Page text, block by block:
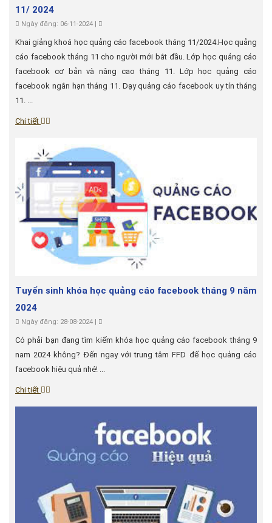
11/ 2024
Ngày đăng: 06-11-2024 |
Khai giảng khoá học quảng cáo facebook tháng 11/2024.Học quảng
cáo facebook tháng 11 cho người mới bắt đầu. Lớp học quảng cáo
facebook cơ bản và nâng cao tháng 11. Lớp học quảng cáo
facebook ngắn hạn tháng 11. Dạy quảng cáo facebook uy tín tháng
11. ...
Chi tiết
Tuyển sinh khóa học quảng cáo facebook tháng 9 năm
2024
Ngày đăng: 28-08-2024 |
Có phải bạn đang tìm kiếm khóa học quảng cáo facebook tháng 9
nam 2024 không? Đến ngay với trung tâm FFD để học quảng cáo
facebook hiệu quả nhé! ...
Chi tiết